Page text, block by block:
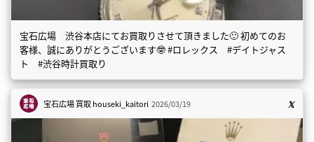
宝石広場 渋谷本店にてお買取りさせて頂きました🙂 初めてのお
客様、誠にありがとうございます🤓 #ロレックス #デイトジャス
ト #渋谷時計買取り
宝石広場 買取houseki_kaitori 2026/03/19